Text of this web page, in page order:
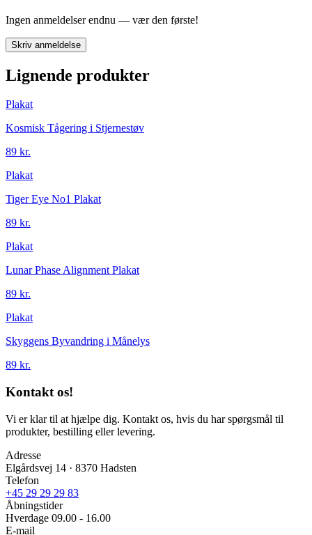
Ingen anmeldelser endnu — vær den første!
Skriv anmeldelse
Lignende produkter
Plakat
Kosmisk Tågering i Stjernestøv
89 kr.
Plakat
Tiger Eye No1 Plakat
89 kr.
Plakat
Lunar Phase Alignment Plakat
89 kr.
Plakat
Skyggens Byvandring i Månelys
89 kr.
Kontakt os!
Vi er klar til at hjælpe dig. Kontakt os, hvis du har spørgsmål til
produkter, bestilling eller levering.
Adresse
Elgårdsvej 14 · 8370 Hadsten
Telefon
+45 29 29 29 83
Åbningstider
Hverdage 09.00 - 16.00
E-mail